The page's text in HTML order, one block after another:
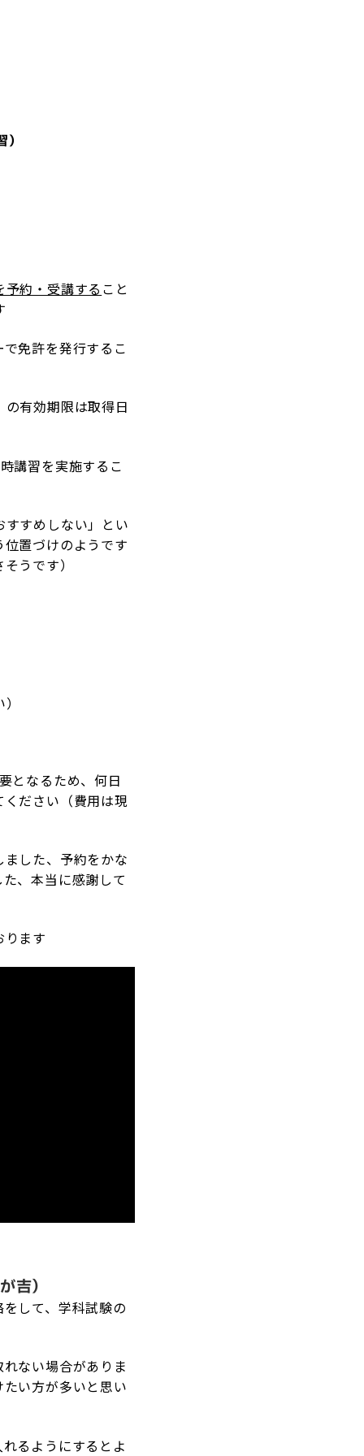
約・受講する こと
免許を発行するこ
有効期限は取得日
講習を実施するこ
すめしない」とい
置づけのようです
うです）
となるため、何日
ださい（費用は現
ました、予約をかな
、本当に感謝して
ます
吉）
して、学科試験の
ない場合がありま
い方が多いと思い
るようにするとよ